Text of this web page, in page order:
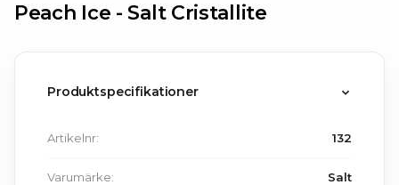
Peach Ice - Salt Cristallite
Produktspecifikationer
Artikelnr: 132
Varumärke: Salt